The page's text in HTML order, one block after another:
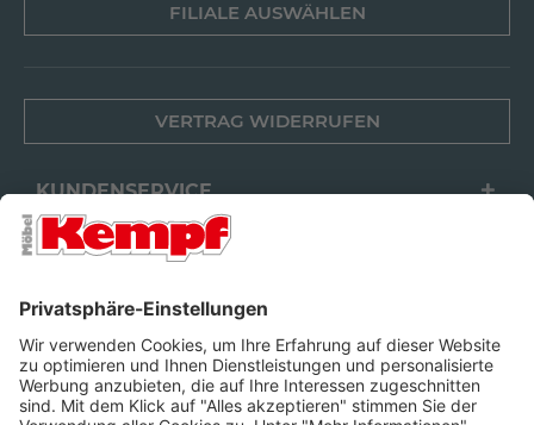
FILIALE AUSWÄHLEN
VERTRAG WIDERRUFEN
KUNDENSERVICE
FILIALEN
FOLGEN SIE UNS